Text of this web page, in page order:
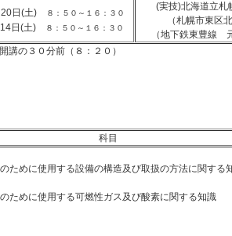
20日(土) ８：５０～１６：３０
日(土) ８：５０～１６：３０
(実技)北海道立札
（札幌市東区
（地下鉄東豊線
３０分前（８：２０）
科目
ために使用する設備の構造及び取扱の方法に関する
ために使用する可燃性ガス及び酸素に関する知識